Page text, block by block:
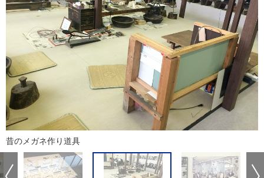
昔のメガネ作り道具